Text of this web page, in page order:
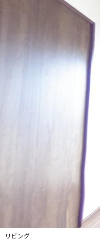
リビング